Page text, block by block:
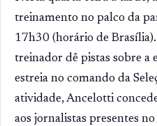
treinamento no palco da
17h30 (horário de
treinador dê pistas sobre a
estreia no comando da
atividade, Ancelotti
aos jornalistas presentes